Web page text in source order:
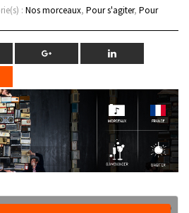
: Nos morceaux, Pour s'agiter, Pour